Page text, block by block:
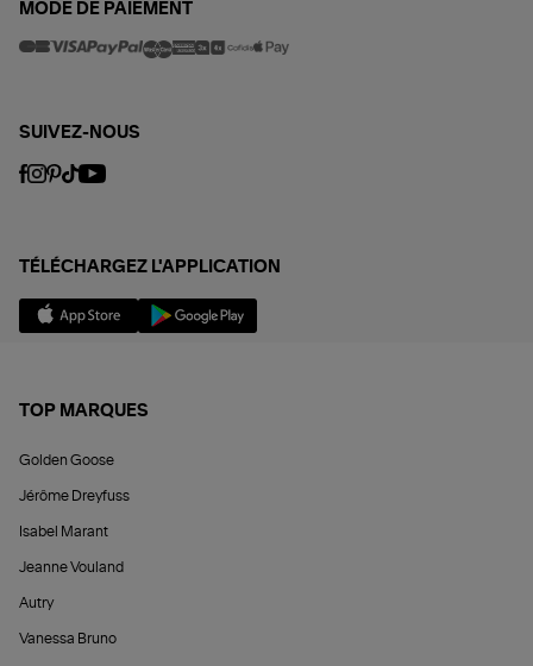
MODE DE PAIEMENT
SUIVEZ-NOUS
TÉLÉCHARGEZ L'APPLICATION
TOP MARQUES
Golden Goose
Jérôme Dreyfuss
Isabel Marant
Jeanne Vouland
Autry
Vanessa Bruno